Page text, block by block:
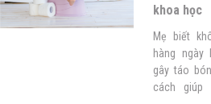
khoa học
Mẹ biết
hàng ngày
gây táo
cách giúp